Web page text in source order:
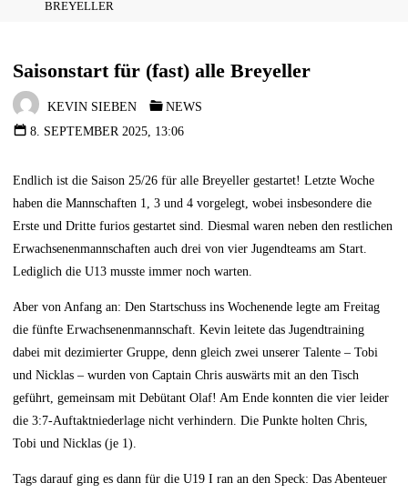
BREYELLER
Saisonstart für (fast) alle Breyeller
KEVIN SIEBEN
NEWS
8. SEPTEMBER 2025, 13:06
Endlich ist die Saison 25/26 für alle Breyeller gestartet! Letzte Woche
haben die Mannschaften 1, 3 und 4 vorgelegt, wobei insbesondere die
Erste und Dritte furios gestartet sind. Diesmal waren neben den restlichen
Erwachsenenmannschaften auch drei von vier Jugendteams am Start.
Lediglich die U13 musste immer noch warten.
Aber von Anfang an: Den Startschuss ins Wochenende legte am Freitag
die fünfte Erwachsenenmannschaft. Kevin leitete das Jugendtraining
dabei mit dezimierter Gruppe, denn gleich zwei unserer Talente – Tobi
und Nicklas – wurden von Captain Chris auswärts mit an den Tisch
geführt, gemeinsam mit Debütant Olaf! Am Ende konnten die vier leider
die 3:7-Auftaktniederlage nicht verhindern. Die Punkte holten Chris,
Tobi und Nicklas (je 1).
Tags darauf ging es dann für die U19 I ran an den Speck: Das Abenteuer